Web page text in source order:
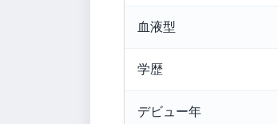
血液型
学歴
デビュー年